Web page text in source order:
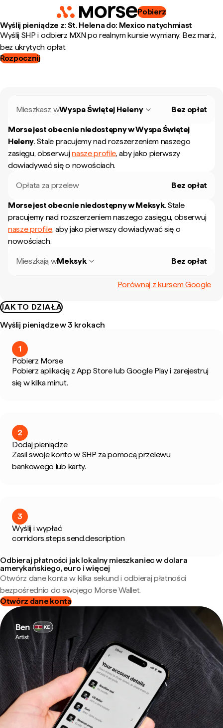
Pobierz
Wyślij pieniądze z: St. Helena do: Mexico natychmiast
Wyślij SHP i odbierz MXN po realnym kursie wymiany. Bez marż,
bez ukrytych opłat.
Rozpocznij
Mieszkasz wWyspa Świętej Heleny Bez opłat
Morse jest obecnie niedostępny wWyspa Świętej
Heleny. Stale pracujemy nad rozszerzeniem naszego
zasięgu, obserwujnasze profile, aby jako pierwszy
dowiadywać się o nowościach.
Opłata za przelew Bez opłat
Morse jest obecnie niedostępny wMeksyk. Stale
pracujemy nad rozszerzeniem naszego zasięgu, obserwuj
nasze profile, aby jako pierwszy dowiadywać się o
nowościach.
Mieszkają wMeksyk Bez opłat
Porównaj z kursem Google
JAK TO DZIAŁA
Wyślij pieniądze w 3 krokach
1
Pobierz Morse
Pobierz aplikację z App Store lub Google Play i zarejestruj
się w kilka minut.
2
Dodaj pieniądze
Zasil swoje konto w SHP za pomocą przelewu
bankowego lub karty.
3
Wyślij i wypłać
corridors.steps.send.description
Odbieraj płatności jak lokalny mieszkaniec w dolara
amerykańskiego, euro i więcej
Otwórz dane konta w kilka sekund i odbieraj płatności
bezpośrednio do swojego Morse Wallet.
Otwórz dane konta